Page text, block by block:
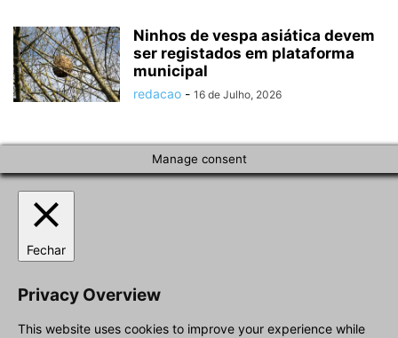
Ninhos de vespa asiática devem
ser registados em plataforma
municipal
redacao - 16 de Julho, 2026
Manage consent
Fechar
Privacy Overview
This website uses cookies to improve your experience while